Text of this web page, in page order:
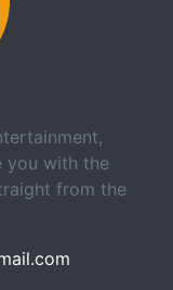
you with the
from the